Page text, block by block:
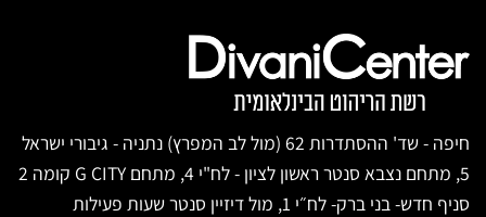
חיפה - שד' ההסתדרות 62 (מול לב המפרץ) נתניה - גיבורי ישראל
5, מתחם נצבא סנטר ראשון לציון - לח"י 4, מתחם G CITY קומה 2
סניף חדש- בני ברק- לח״י 1, מול דיזיין סנטר שעות פעילות